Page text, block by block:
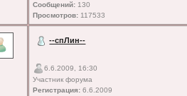
Сообщений: 130
Просмотров: 117533
--спЛин--
6.6.2009, 16:30
Участник форума
Регистрация: 6.6.2009